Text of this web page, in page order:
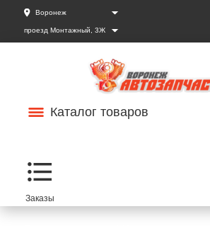
Воронеж
проезд Монтажный, 3Ж
Каталог товаров